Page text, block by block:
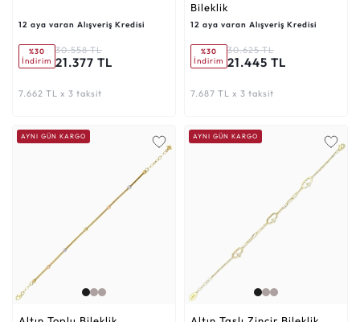
12 aya varan Alışveriş Kredisi
%30
İndirim
30.558 TL
21.377 TL
7.662 TL x 3 taksit
Bileklik
12 aya varan Alışveriş Kredisi
%30
İndirim
30.625 TL
21.445 TL
7.687 TL x 3 taksit
AYNI GÜN KARGO AYNI GÜN KARGO